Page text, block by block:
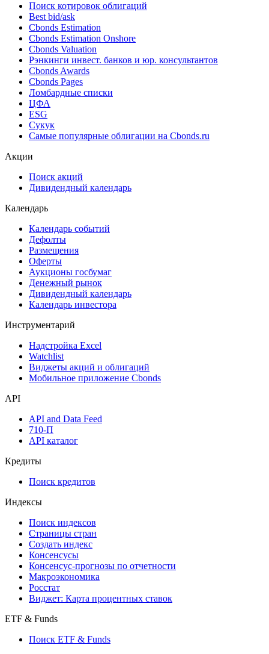
Поиск котировок облигаций
Best bid/ask
Cbonds Estimation
Cbonds Estimation Onshore
Cbonds Valuation
Рэнкинги инвест. банков и юр. консультантов
Cbonds Awards
Cbonds Pages
Ломбардные списки
ЦФА
ESG
Сукук
Самые популярные облигации на Cbonds.ru
Акции
Поиск акций
Дивидендный календарь
Календарь
Календарь событий
Дефолты
Размещения
Оферты
Аукционы госбумаг
Денежный рынок
Дивидендный календарь
Календарь инвестора
Инструментарий
Надстройка Excel
Watchlist
Виджеты акций и облигаций
Мобильное приложение Cbonds
API
API and Data Feed
710-П
API каталог
Кредиты
Поиск кредитов
Индексы
Поиск индексов
Страницы стран
Создать индекс
Консенсусы
Консенсус-прогнозы по отчетности
Макроэкономика
Росстат
Виджет: Карта процентных ставок
ETF & Funds
Поиск ETF & Funds